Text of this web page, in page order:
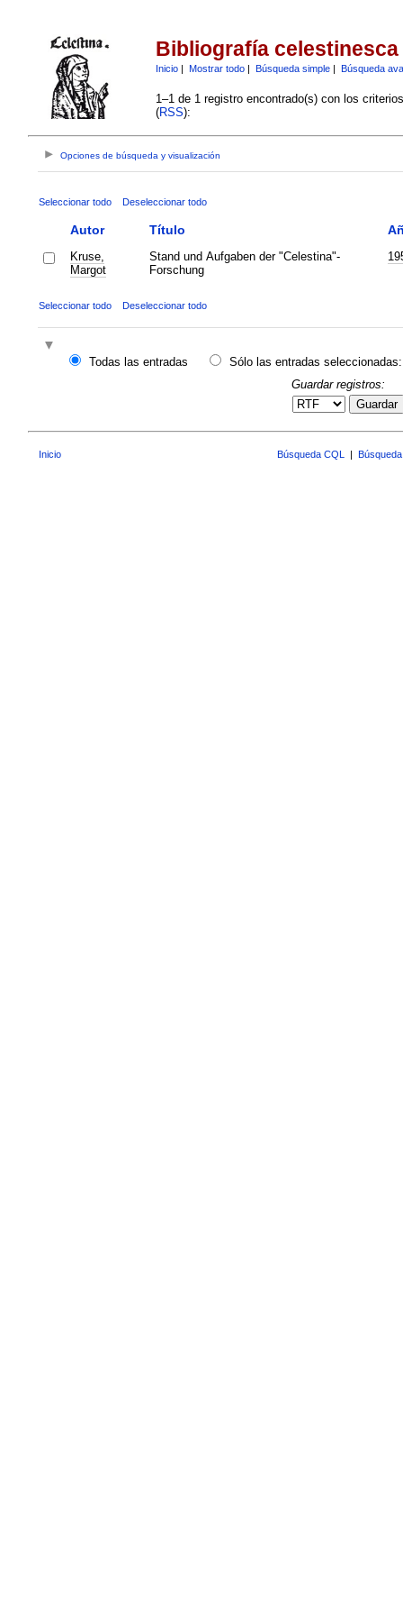
Bibliografía celestinesca
Inicio| Mostrar todo| Búsqueda simple| Búsqueda
1–1 de 1 registro encontrado(s) con los
(RSS):
Opciones de búsqueda y visualización
Seleccionar todo Deseleccionar todo
Autor Título
Kruse,
Margot
Stand und Aufgaben der "Celestina"-
Forschung
Seleccionar todo Deseleccionar todo
Todas las entradas
Sólo las entradas seleccionadas:
Guardar registros:
Guardar
Inicio Búsqueda CQL